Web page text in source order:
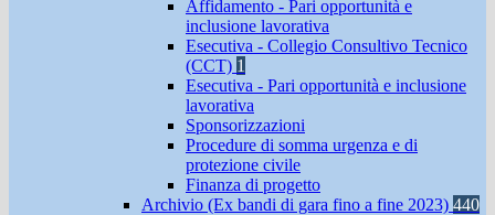
Affidamento - Pari opportunità e
inclusione lavorativa
Esecutiva - Collegio Consultivo Tecnico
(CCT) 1
Esecutiva - Pari opportunità e inclusione
lavorativa
Sponsorizzazioni
Procedure di somma urgenza e di
protezione civile
Finanza di progetto
Archivio (Ex bandi di gara fino a fine 2023) 440